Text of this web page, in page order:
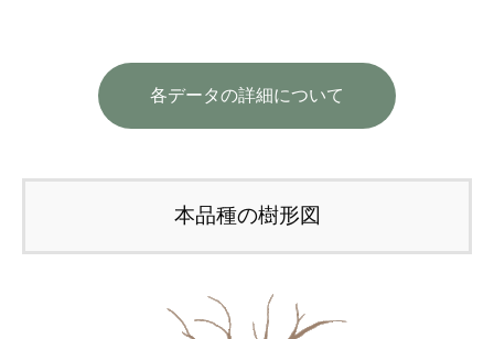
各データの詳細について
本品種の樹形図